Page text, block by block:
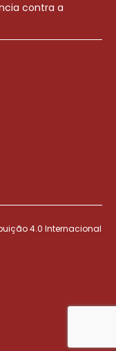
contra a
4.0 Internacional